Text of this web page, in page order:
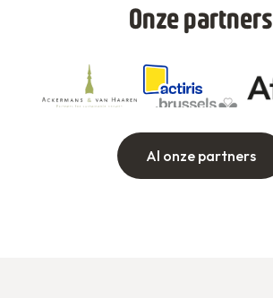
Onze partners
Al onze partners